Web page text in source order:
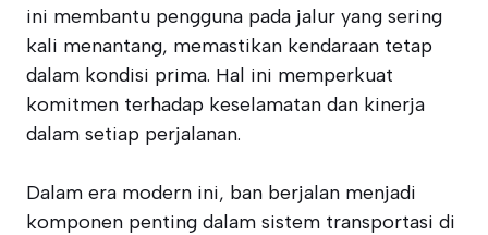
ini membantu pengguna pada jalur yang sering
kali menantang, memastikan kendaraan tetap
dalam kondisi prima. Hal ini memperkuat
komitmen terhadap keselamatan dan kinerja
dalam setiap perjalanan.
Dalam era modern ini, ban berjalan menjadi
komponen penting dalam sistem transportasi di